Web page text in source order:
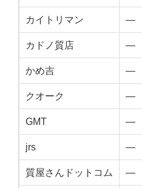
カイトリマン —
カドノ質店 —
かめ吉 —
クオーク —
GMT —
jrs —
質屋さんドットコム —